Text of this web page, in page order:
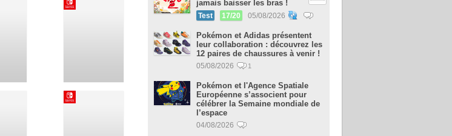
jamais baisser les bras !
Test 17/20 05/08/2026
Pokémon et Adidas présentent
leur collaboration : découvrez les
12 paires de chaussures à venir !
05/08/2026 1
Pokémon et l'Agence Spatiale
Européenne s’associent pour
célébrer la Semaine mondiale de
l’espace
04/08/2026